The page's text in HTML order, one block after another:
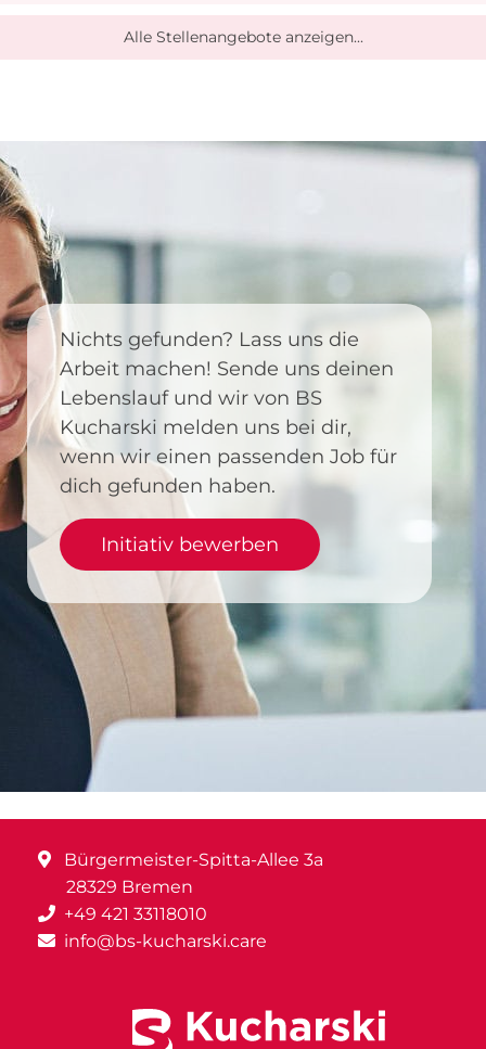
Alle Stellenangebote anzeigen...
Nichts gefunden? Lass uns die
Arbeit machen! Sende uns deinen
Lebenslauf und wir von BS
Kucharski melden uns bei dir,
wenn wir einen passenden Job für
dich gefunden haben.
Initiativ bewerben
Bürgermeister-Spitta-Allee 3a
28329 Bremen
+49 421 33118010
info@bs-kucharski.care